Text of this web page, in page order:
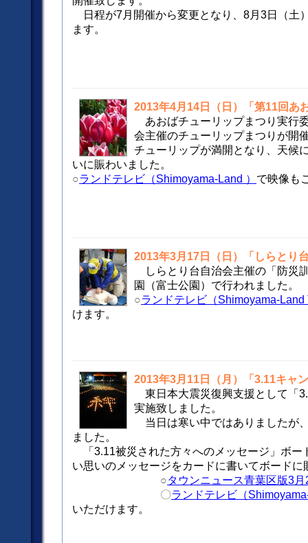
日程が7月開催から変更となり、8月3日（土
ます。
2013年4月14日（日）「第11回あ
あおばチューリップまつり実行
会主催のチューリップまつりが開
チューリップが満開となり、天候
いに賑わいました。
○ランドテレビ（Shimoyama-Land ） で映像も
2013年3月17日（日）「しらとり
しらとり台自治会主催の「防災
園（富士公園）で行われました。
○ランドテレビ（Shimoyama-Land
けます。
2013年3月11日（月）「3.11キャ
東日本大震災復興支援として「
実施致しました。
当日は寒い中ではありましたが
ました。
「3.11被災された方々へのメッセージ」ボー
い思いのメッセージをカードに書いてボードに
○タウンニュース青葉区版3月
〇ランドテレビ（
いただけます。